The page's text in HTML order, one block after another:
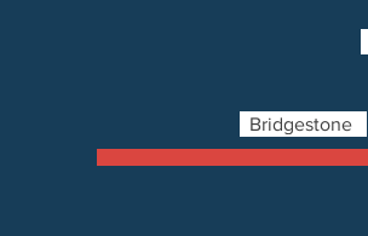
Bridgestone